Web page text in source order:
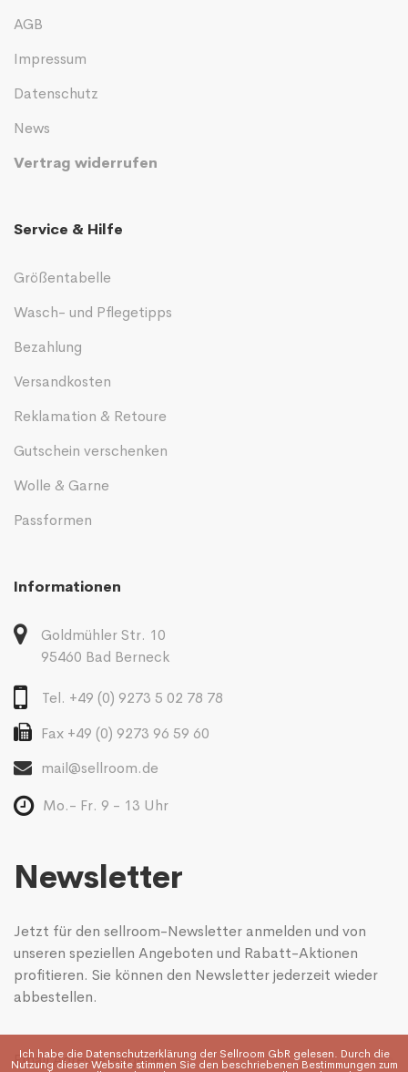
AGB
Impressum
Datenschutz
News
Vertrag widerrufen
Service & Hilfe
Größentabelle
Wasch- und Pflegetipps
Bezahlung
Versandkosten
Reklamation & Retoure
Gutschein verschenken
Wolle & Garne
Passformen
Informationen
Goldmühler Str. 10
95460 Bad Berneck
Tel. +49 (0) 9273 5 02 78 78
Fax +49 (0) 9273 96 59 60
mail@sellroom.de
Mo.- Fr. 9 - 13 Uhr
Newsletter
Jetzt für den sellroom-Newsletter anmelden und von
unseren speziellen Angeboten und Rabatt-Aktionen
profitieren. Sie können den Newsletter jederzeit wieder
abbestellen.
Ich habe die Datenschutzerklärung der Sellroom GbR gelesen. Durch die
Nutzung dieser Website stimmen Sie den beschriebenen Bestimmungen zum